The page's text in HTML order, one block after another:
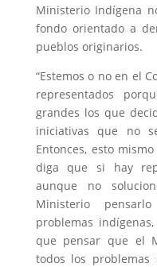
Ministerio Indígena
fondo orientado a
pueblos originarios.
“Estemos o no en el
representados
grandes los que
iniciativas que no
Entonces, esto
diga que si hay
aunque no
Ministerio
problemas
que pensar que el
todos los